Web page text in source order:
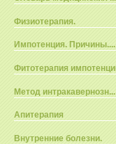
Физиотерапия.
Импотенция. Причины....
Фитотерапия
Метод интракавернозн...
Апитерапия
Внутренние болезни.